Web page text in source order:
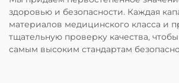
здоровью и безопасности. Каждая
материалов медицинского класса и
тщательную проверку качества, чтобы
самым высоким стандартам